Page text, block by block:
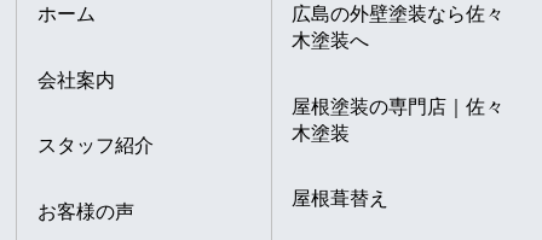
ホーム
会社案内
スタッフ紹介
お客様の声
広島の外壁塗装なら佐々
木塗装へ
屋根塗装の専門店｜佐々
木塗装
屋根葺替え